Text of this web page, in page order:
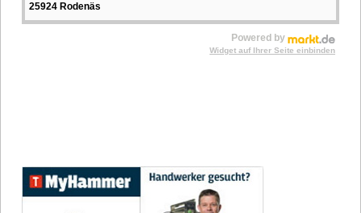
25924 Rodenäs
Powered by
Widget auf Ihrer Seite einbinden